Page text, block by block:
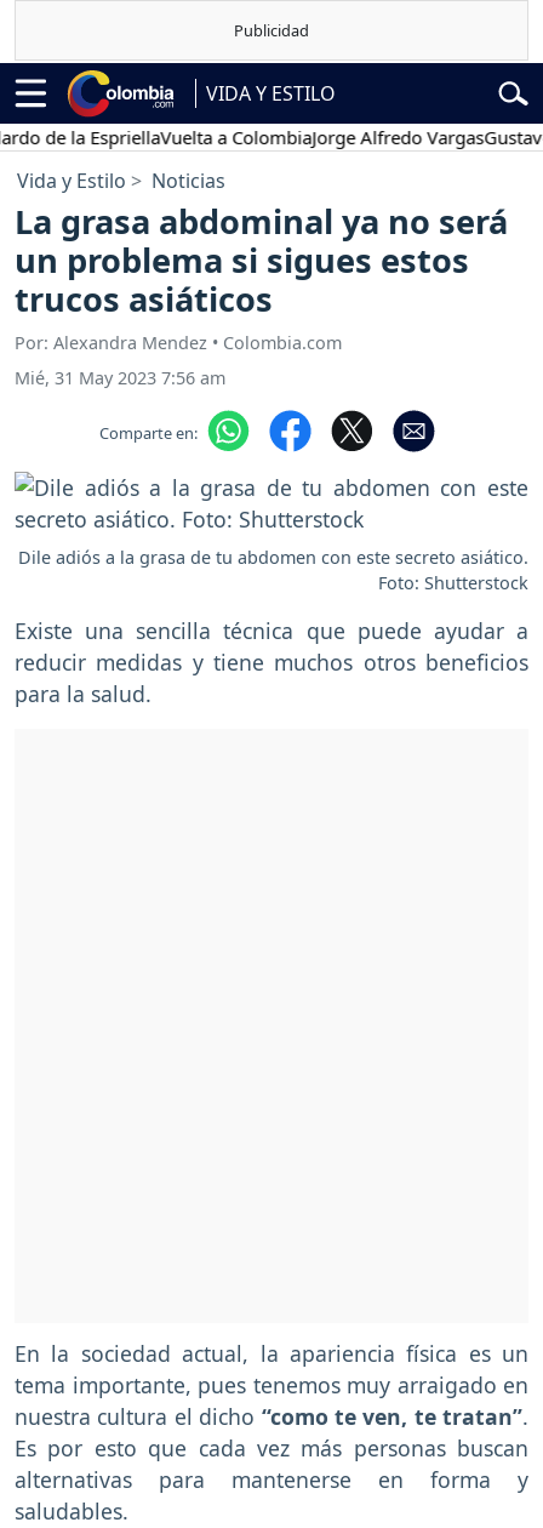
VIDA Y ESTILO
la EspriellaVuelta a ColombiaJorge Alfredo VargasGustavo
Vida y Estilo Noticias
La grasa abdominal ya no será
un problema si sigues estos
trucos asiáticos
Por: Alexandra Mendez • Colombia.com
Mié, 31 May 2023 7:56 am
Comparte en:
Dile adiós a la grasa de tu abdomen con este secreto asiático.
Foto: Shutterstock
Existe una sencilla técnica que puede ayudar a
reducir medidas y tiene muchos otros beneficios
para la salud.
En la sociedad actual, la apariencia física es un
tema importante, pues tenemos muy arraigado en
nuestra cultura el dicho “como te ven, te tratan”.
Es por esto que cada vez más personas buscan
alternativas para mantenerse en forma y
saludables.